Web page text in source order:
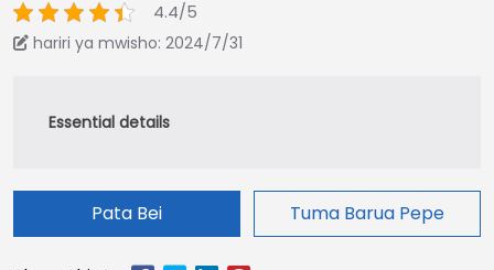
4.4/5
hariri ya mwisho: 2024/7/31
Pata Bei Tuma Barua Pepe